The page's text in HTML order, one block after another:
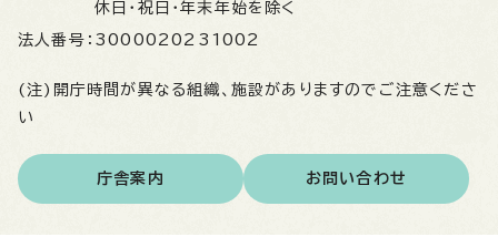
休日・祝日・年末年始を除く
法人番号： 3000020231002
(注)開庁時間が異なる組織、施設がありますのでご注意くださ
い
庁舎案内 お問い合わせ